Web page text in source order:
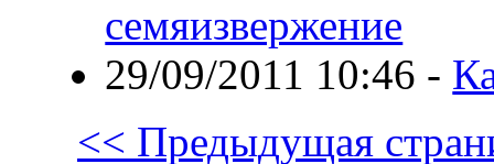
семяизвержение
29/09/2011 10:46 -
<< Предыдущая